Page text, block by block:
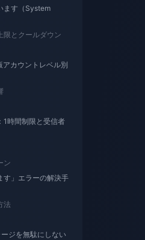
ます（System
限とクールダウン
カウントレベル別
1時間制限と受信者
ン
す」エラーの解決手
法
ジを無駄にしない